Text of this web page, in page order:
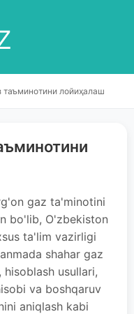
таъминотини лойиҳалаш
gaz ta'minotini
bo'lib, O'zbekiston
ta'lim vazirligi
shahar gaz
usullari,
va boshqaruv
aniqlash kabi